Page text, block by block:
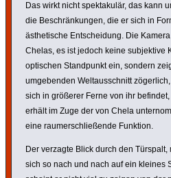
Das wirkt nicht spek­ta­kulär, das kann
die Beschrän­kungen, die er sich in
ästhe­ti­sche Entschei­dung. Die
Chelas, es ist jedoch keine subjek­tive
optischen Stand­punkt ein, sondern
umge­benden Welt­aus­schnitt
sich in größerer Ferne von ihr
erhält im Zuge der von Chela
eine raum­er­schließende Funktion.
Der verzagte Blick durch den
sich so nach und nach auf ein kleines